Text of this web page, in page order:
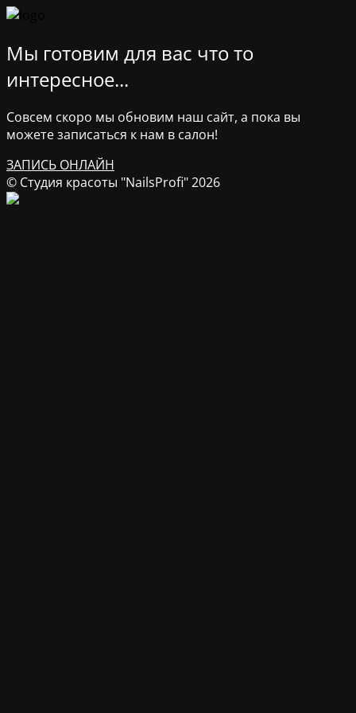
Мы готовим для вас что то
интересное...
Совсем скоро мы обновим наш сайт, а пока вы
можете записаться к нам в салон!
ЗАПИСЬ ОНЛАЙН
© Студия красоты "NailsProfi" 2026